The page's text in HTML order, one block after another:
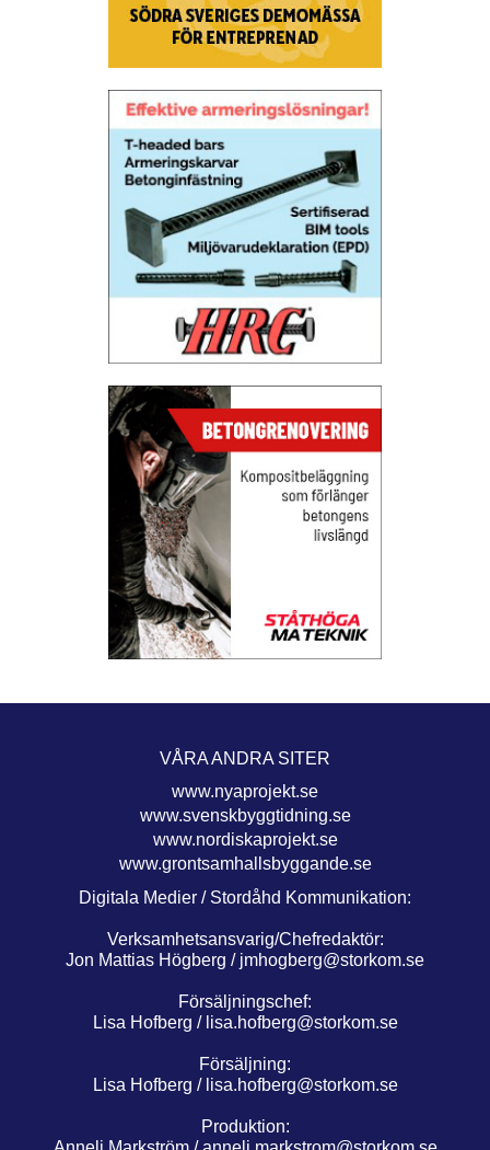
VÅRA ANDRA SITER
www.nyaprojekt.se
www.svenskbyggtidning.se
www.nordiskaprojekt.se
www.grontsamhallsbyggande.se
Digitala Medier / Stordåhd Kommunikation:
Verksamhetsansvarig/Chefredaktör:
Jon Mattias Högberg / jmhogberg@storkom.se
Försäljningschef:
Lisa Hofberg / lisa.hofberg@storkom.se
Försäljning:
Lisa Hofberg / lisa.hofberg@storkom.se
Produktion: